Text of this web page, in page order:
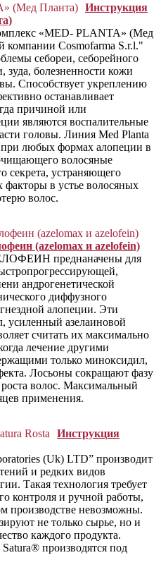
Инструкция
«MED- PLANTA» (Мед
компании Cosmofarma S.r.l."
себореи, себорейного
зуда, болезненности кожи
Способствует укреплению
останавливает
причиной или
являются воспалительные
головы. Линия Med Planta
любых формах алопеции в
волосяные
секрета, устраняющего
факторы в устье волосяных
волос.
(azelomax и azelofein)
преднаначены для
андрогенетической
диффузного
алопеции. Эти
усиленный азелаиновой
считать их максимально
лечение другими
только миноксидил,
Лосьоны сокращают фазу
волос. Максимальный
применения.
Инструкция
(Uk) LTD” производит
и редких видов
Такая технология требует
контроля и ручной работы,
производстве невозможны.
не только сырье, но и
каждого продукта.
производятся под